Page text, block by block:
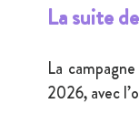
La suite
La
2026, avec